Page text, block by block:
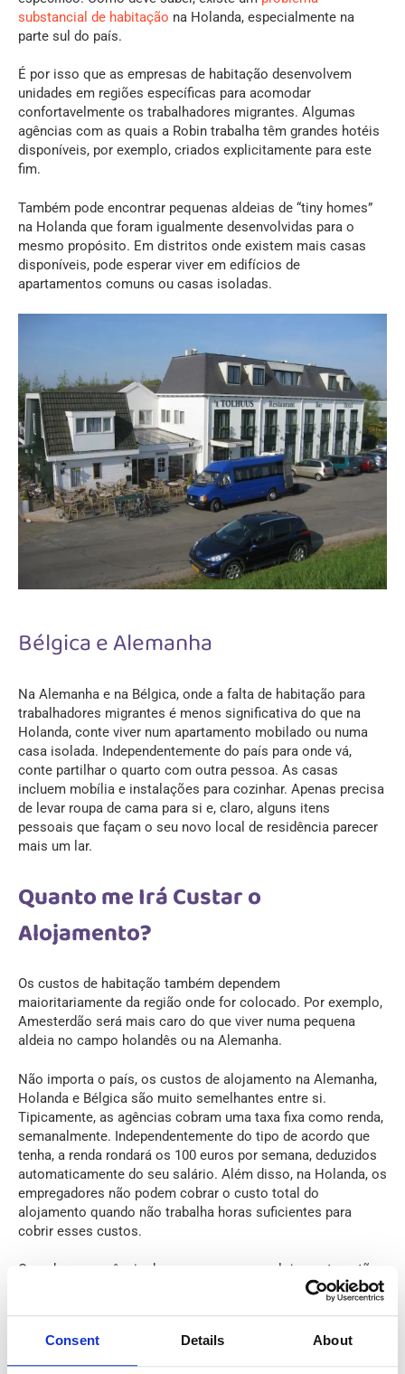
Consent Details About
substancial de habitação na Holanda, especialmente na
parte sul do país.
É por isso que as empresas de habitação desenvolvem
unidades em regiões específicas para acomodar
confortavelmente os trabalhadores migrantes. Algumas
agências com as quais a Robin trabalha têm grandes hotéis
disponíveis, por exemplo, criados explicitamente para este
fim.
Também pode encontrar pequenas aldeias de “tiny homes”
na Holanda que foram igualmente desenvolvidas para o
mesmo propósito. Em distritos onde existem mais casas
disponíveis, pode esperar viver em edifícios de
apartamentos comuns ou casas isoladas.
Bélgica e Alemanha
Na Alemanha e na Bélgica, onde a falta de habitação para
trabalhadores migrantes é menos significativa do que na
Holanda, conte viver num apartamento mobilado ou numa
casa isolada. Independentemente do país para onde vá,
conte partilhar o quarto com outra pessoa. As casas
incluem mobília e instalações para cozinhar. Apenas precisa
de levar roupa de cama para si e, claro, alguns itens
pessoais que façam o seu novo local de residência parecer
mais um lar.
Quanto me Irá Custar o
Alojamento?
Os custos de habitação também dependem
maioritariamente da região onde for colocado. Por exemplo,
Amesterdão será mais caro do que viver numa pequena
aldeia no campo holandês ou na Alemanha.
Não importa o país, os custos de alojamento na Alemanha,
Holanda e Bélgica são muito semelhantes entre si.
Tipicamente, as agências cobram uma taxa fixa como renda,
semanalmente. Independentemente do tipo de acordo que
tenha, a renda rondará os 100 euros por semana, deduzidos
automaticamente do seu salário. Além disso, na Holanda, os
empregadores não podem cobrar o custo total do
alojamento quando não trabalha horas suficientes para
cobrir esses custos.
Quando uma agência de emprego e o seu alojamento estão
localizados num distrito mais remoto, pode esperar pagar
menos pelo seu alojamento, cerca de 80 euros por semana.
preço razoável por si próprio, as agências não têm problema
que encontre alojamento sozinho.